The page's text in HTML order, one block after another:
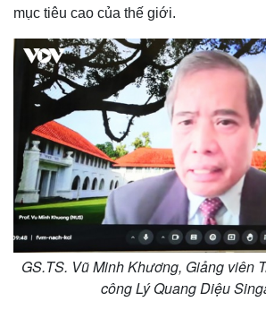
Bất động sản
Khởi nghiệp
Giá vàng
Tiêu dùng
Tỷ giá
Chứng
Giá cà
mục tiêu cao của thế giới.
GS.TS. Vũ Minh Khương, Giảng viên
công Lý Quang Diệu